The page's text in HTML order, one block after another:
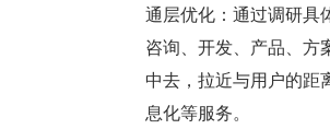
通层优化：通过调研具
咨询、开发、产品、方
中去，拉近与用户的距
息化等服务。